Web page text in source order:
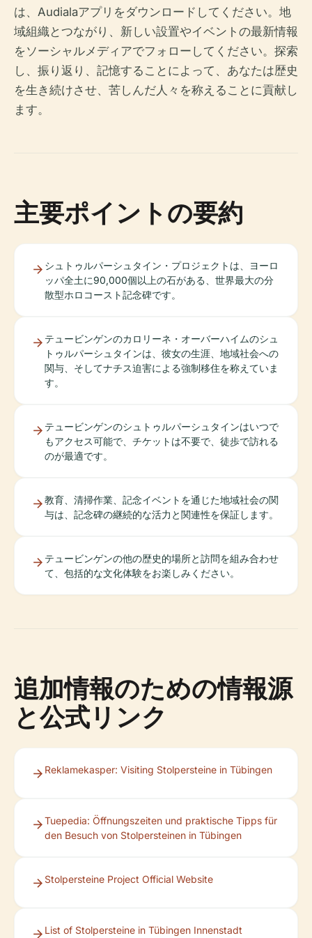
は、Audialaアプリをダウンロードしてください。地
域組織とつながり、新しい設置やイベントの最新情報
をソーシャルメディアでフォローしてください。探索
し、振り返り、記憶することによって、あなたは歴史
を生き続けさせ、苦しんだ人々を称えることに貢献し
ます。
主要ポイントの要約
シュトゥルパーシュタイン・プロジェクトは、ヨーロ
ッパ全土に90,000個以上の石がある、世界最大の分
散型ホロコースト記念碑です。
テュービンゲンのカロリーネ・オーバーハイムのシュ
トゥルパーシュタインは、彼女の生涯、地域社会への
関与、そしてナチス迫害による強制移住を称えていま
す。
テュービンゲンのシュトゥルパーシュタインはいつで
もアクセス可能で、チケットは不要で、徒歩で訪れる
のが最適です。
教育、清掃作業、記念イベントを通じた地域社会の関
与は、記念碑の継続的な活力と関連性を保証します。
テュービンゲンの他の歴史的場所と訪問を組み合わせ
て、包括的な文化体験をお楽しみください。
追加情報のための情報源
と公式リンク
Reklamekasper: Visiting Stolpersteine in Tübingen
Tuepedia: Öffnungszeiten und praktische Tipps für
den Besuch von Stolpersteinen in Tübingen
Stolpersteine Project Official Website
List of Stolpersteine in Tübingen Innenstadt